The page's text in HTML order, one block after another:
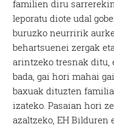
familien diru
leporatu diote udal
buruzko neurririk
behartsuenei zergak
arintzeko tresnak ditu,
bada, gai hori mahai
baxuak dituzten
izateko. Pasaian hori
azaltzeko, EH Bilduren